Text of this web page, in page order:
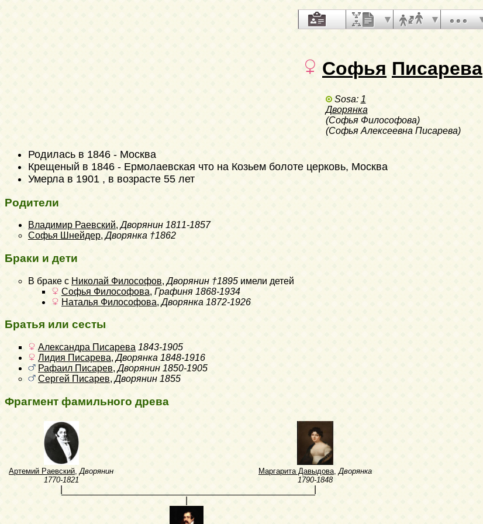
Софья Писарева
Sosa: 1
Дворянка
(Софья Философова)
(Софья Алексеевна Писарева)
Родилась в 1846 - Москва
Крещеный в 1846 - Ермолаевская что на Козьем болоте церковь, Москва
Умерла в 1901 , в возрасте 55 лет
Родители
Владимир Раевский,Дворянин 1811-1857
Софья Шнейдер,Дворянка †1862
Браки и дети
В браке с Николай Философов,Дворянин †1895 имели детей
Софья Философова, Графиня 1868-1934
Наталья Философова,Дворянка 1872-1926
Братья или сесты
Александра Писарева 1843-1905
Лидия Писарева,Дворянка 1848-1916
Рафаил Писарев,Дворянин 1850-1905
Сергей Писарев,Дворянин 1855
Фрагмент фамильного древа
Артемий Раевский Дворянин
1770-1821
Маргарита Давыдова Дворянка
1790-1848